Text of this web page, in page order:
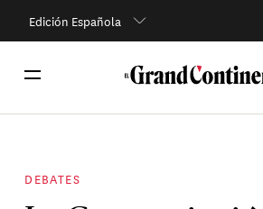
Edición Española
DEBATES